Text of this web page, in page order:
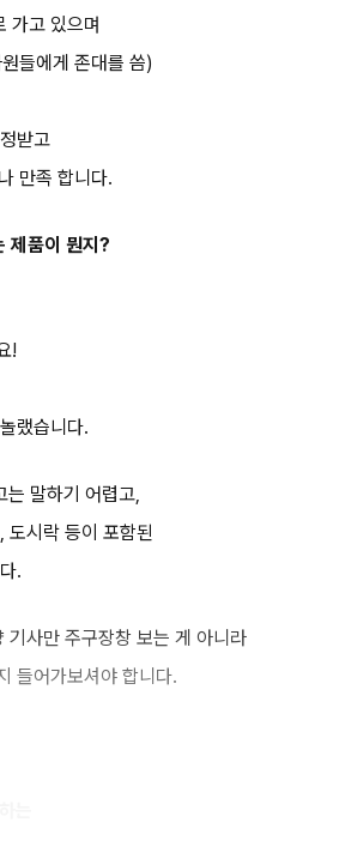
가고 있으며
들에게 존대를 씀)
받고
만족 합니다.
제품이 뭔지?
!
랬습니다.
는 말하기 어렵고,
도시락 등이 포함된
.
기사만 주구장창 보는 게 아니라
들어가보셔야 합니다.